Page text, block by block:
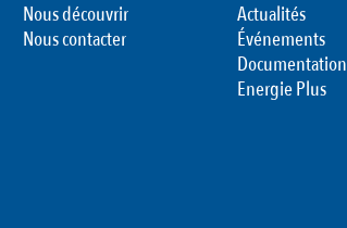
Nous découvrir
Nous contacter
Actualités
Événements
Documentation
Energie Plus